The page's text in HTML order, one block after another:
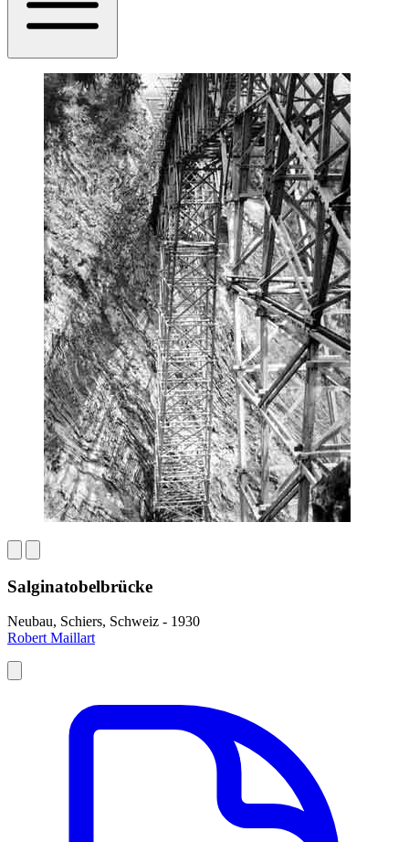
Salginatobelbrücke
Neubau, Schiers, Schweiz - 1930
Robert Maillart